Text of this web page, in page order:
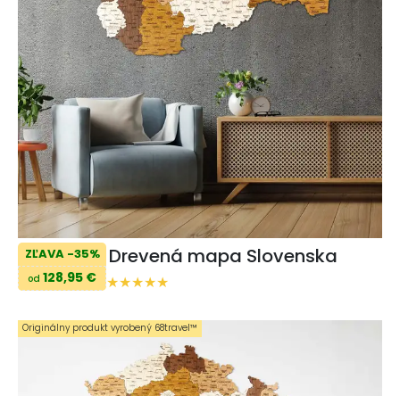
ZĽAVA -35%
od 128,95 €
Drevená mapa Slovenska
Originálny produkt vyrobený 68travel™️